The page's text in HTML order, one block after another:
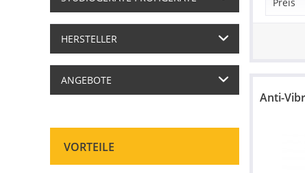
HERSTELLER
ANGEBOTE
VORTEILE
Anti-